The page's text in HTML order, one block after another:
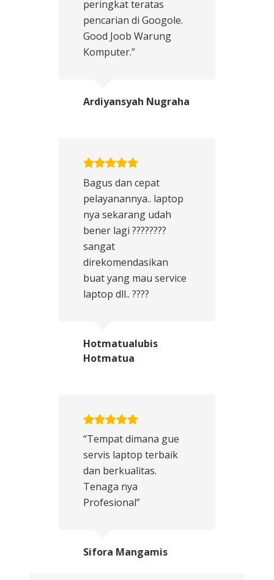
peringkat teratas
pencarian di Googole.
Good Joob Warung
Komputer.”
Ardiyansyah Nugraha
Bagus dan cepat
pelayanannya.. laptop
nya sekarang udah
bener lagi ????????
sangat
direkomendasikan
buat yang mau service
laptop dll.. ????
Hotmatualubis
Hotmatua
“Tempat dimana gue
servis laptop terbaik
dan berkualitas.
Tenaga nya
Profesional”
Sifora Mangamis